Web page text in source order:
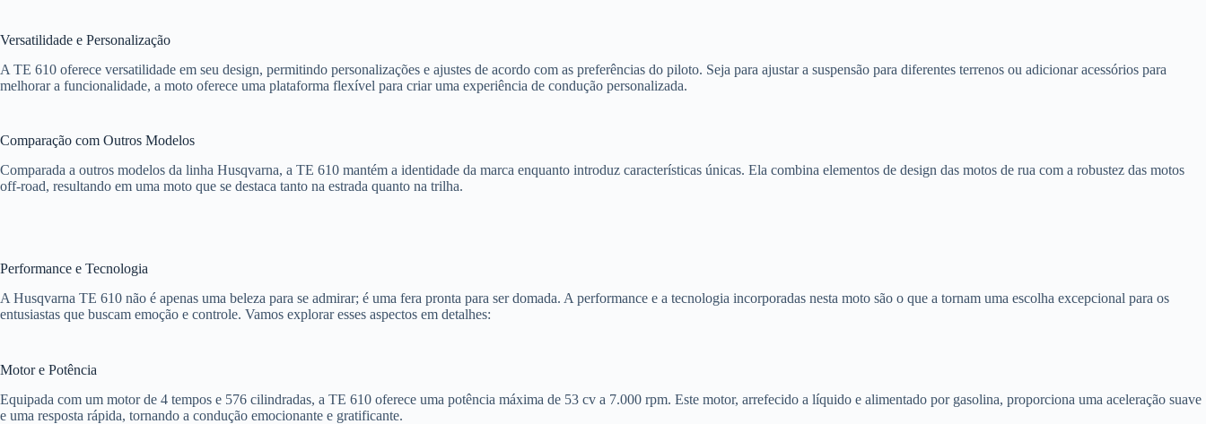
Versatilidade e Personalização
A TE 610 oferece versatilidade em seu design, permitindo personalizações e ajustes de acordo com as preferências do piloto. Seja para ajustar a suspensão para diferentes terrenos ou adicionar acessórios para
melhorar a funcionalidade, a moto oferece uma plataforma flexível para criar uma experiência de condução personalizada.
Comparação com Outros Modelos
Comparada a outros modelos da linha Husqvarna, a TE 610 mantém a identidade da marca enquanto introduz características únicas. Ela combina elementos de design das motos de rua com a robustez das motos
off-road, resultando em uma moto que se destaca tanto na estrada quanto na trilha.
Performance e Tecnologia
A Husqvarna TE 610 não é apenas uma beleza para se admirar; é uma fera pronta para ser domada. A performance e a tecnologia incorporadas nesta moto são o que a tornam uma escolha excepcional para os
entusiastas que buscam emoção e controle. Vamos explorar esses aspectos em detalhes:
Motor e Potência
Equipada com um motor de 4 tempos e 576 cilindradas, a TE 610 oferece uma potência máxima de 53 cv a 7.000 rpm. Este motor, arrefecido a líquido e alimentado por gasolina, proporciona uma aceleração suave
e uma resposta rápida, tornando a condução emocionante e gratificante.